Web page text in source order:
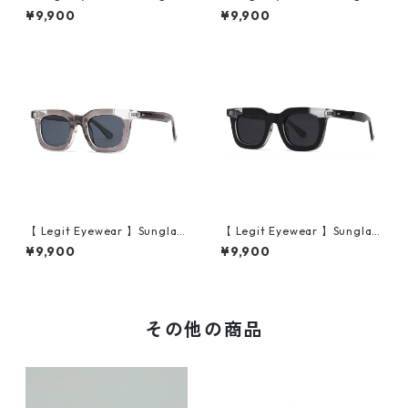
ses Konoe (Black Demi/Gre
y)
¥9,900
ses Konoe (Black Clear Gre
y/Green)
¥9,900
【 Legit Eyewear 】Sunglas
ses Konoe (Clear Grey/Gre
y)
¥9,900
【 Legit Eyewear 】Sunglas
ses Konoe (Black Clear/Gre
y)
¥9,900
その他の商品